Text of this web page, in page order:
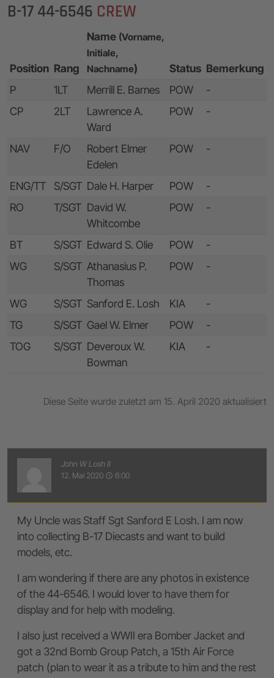
B-17 44-6546 CREW
Position Rang
Name (Vorname,
Initiale,
Nachname) Status Bemerkung
P
1LT Merrill E. Barnes POW
-
CP
2LT
Lawrence A.
Ward
POW -
NAV F/O
Robert Elmer
Edelen
POW -
ENG/TT S/SGT Dale H. Harper POW
-
RO
T/SGT David W.
Whitcombe
POW -
BT S/SGT Edward S. Olie POW
-
WG
S/SGT Athanasius P.
Thomas
POW -
WG S/SGT Sanford E. Losh KIA
-
TG
S/SGT Gael W. Elmer POW
-
TOG
S/SGT Deveroux W.
Bowman
KIA -
Diese Seite wurde zuletzt am 15. April 2020 aktualisiert
John W Losh II
12. Mai 2020 access_time 6:00
My Uncle was Staff Sgt Sanford E Losh. I am now
into collecting B-17 Diecasts and want to build
models, etc.
I am wondering if there are any photos in existence
of the 44-6546. I would lover to have them for
display and for help with modeling.
I also just received a WWII era Bomber Jacket and
got a 32nd Bomb Group Patch, a 15th Air Force
patch (plan to wear it as a tribute to him and the rest